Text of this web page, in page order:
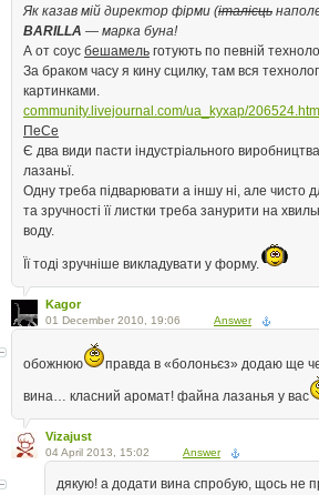
Як казав мій директор фірми (італієць
BARILLA — марка буна!
А от соус бешамель готують по певній
За браком часу я кину сцилку, там вся
картинками.
community.livejournal.com/ua_kyxap/
ПеСе
Є два види пасти індустріального
лазаньї.
Одну треба підварювати а іншу ні, але чисто
та зручності її листки треба занурити на
воду.
Її тоді зручніше викладувати у форму.
Kagor
01 December 2010, 19:06 Answer
обожнюю правда в «болоньєз» додаю ще
вина… класний аромат! файна лазанья у вас
Vizajust
04 April 2013, 15:02 Answer
дякую! а додати вина спробую, щось не